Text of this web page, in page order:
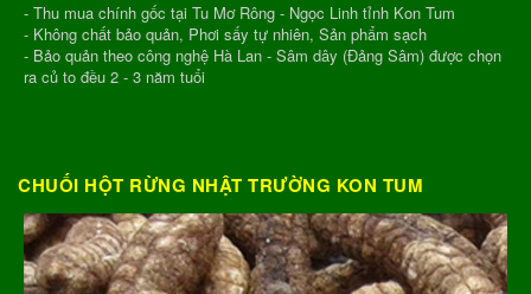
- Thu mua chính gốc tại Tu Mơ Rông - Ngọc Linh tỉnh Kon Tum
- Không chất bảo quản, Phơi sấy tự nhiên, Sản phẩm sạch
- Bảo quản theo công nghệ Hà Lan - Sâm dây (Đảng Sâm) được chọn
ra củ to đều 2 - 3 năm tuổi
CHUỐI HỘT RỪNG NHẬT TRƯỜNG KON TUM